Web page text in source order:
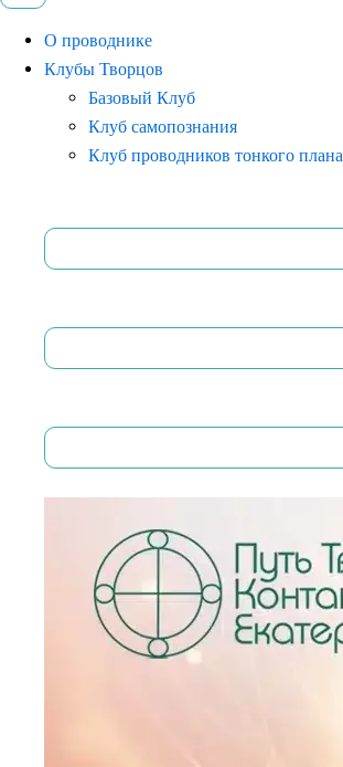
О проводнике
Клубы Творцов
Базовый Клуб
Клуб самопознания
Клуб проводников тонкого плана